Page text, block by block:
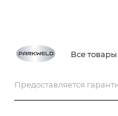
Все
Предоставляется